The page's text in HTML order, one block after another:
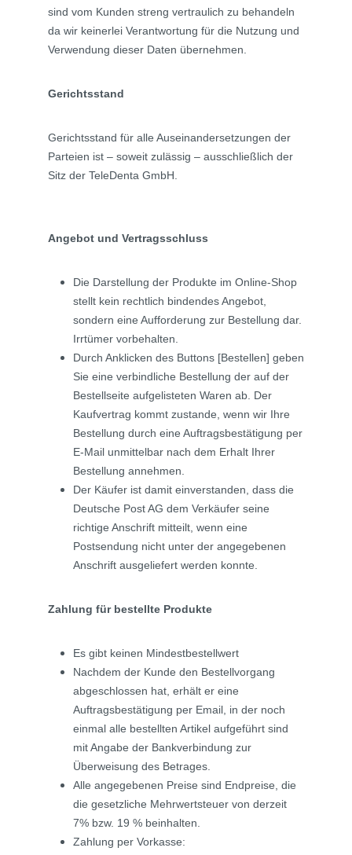
sind vom Kunden streng vertraulich zu behandeln
da wir keinerlei Verantwortung für die Nutzung und
Verwendung dieser Daten übernehmen.
Gerichtsstand
Gerichtsstand für alle Auseinandersetzungen der
Parteien ist – soweit zulässig – ausschließlich der
Sitz der TeleDenta GmbH.
Angebot und Vertragsschluss
Die Darstellung der Produkte im Online-Shop
stellt kein rechtlich bindendes Angebot,
sondern eine Aufforderung zur Bestellung dar.
Irrtümer vorbehalten.
Durch Anklicken des Buttons [Bestellen] geben
Sie eine verbindliche Bestellung der auf der
Bestellseite aufgelisteten Waren ab. Der
Kaufvertrag kommt zustande, wenn wir Ihre
Bestellung durch eine Auftragsbestätigung per
E-Mail unmittelbar nach dem Erhalt Ihrer
Bestellung annehmen.
Der Käufer ist damit einverstanden, dass die
Deutsche Post AG dem Verkäufer seine
richtige Anschrift mitteilt, wenn eine
Postsendung nicht unter der angegebenen
Anschrift ausgeliefert werden konnte.
Zahlung für bestellte Produkte
Es gibt keinen Mindestbestellwert
Nachdem der Kunde den Bestellvorgang
abgeschlossen hat, erhält er eine
Auftragsbestätigung per Email, in der noch
einmal alle bestellten Artikel aufgeführt sind
mit Angabe der Bankverbindung zur
Überweisung des Betrages.
Alle angegebenen Preise sind Endpreise, die
die gesetzliche Mehrwertsteuer von derzeit
7% bzw. 19 % beinhalten.
Zahlung per Vorkasse: